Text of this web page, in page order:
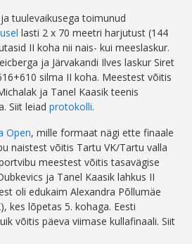
tuulevaikusega toimunud
lasti 2 x 70 meetri harjutust (144
II koha nii nais- kui meeslaskur.
ja Järvakandi Ilves laskur Siret
silma II koha. Meestest võitis
ja Tanel Kaasik teenis
Siit leiadprotokolli.
Open, mille formaat nägi ette finaale
naistest võitis Tartu VK/Tartu valla
meestest võitis tasavägise
ja Tanel Kaasik lahkus II
oli edukaim Alexandra Põllumäe
kes lõpetas 5. kohaga. Eesti
võitis päeva viimase kullafinaali. Siit